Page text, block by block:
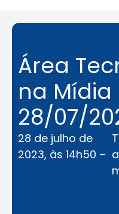
Área
na Mídia
28/07/
28 de julho de
2023, às 14h50 –